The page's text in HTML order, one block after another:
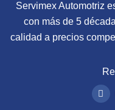
Servimex Automotriz
con más de 5
calidad a precios
F
a